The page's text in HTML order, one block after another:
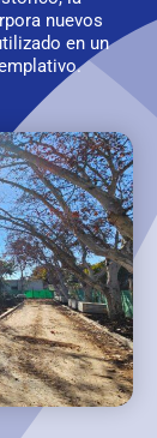
nuevos
en un